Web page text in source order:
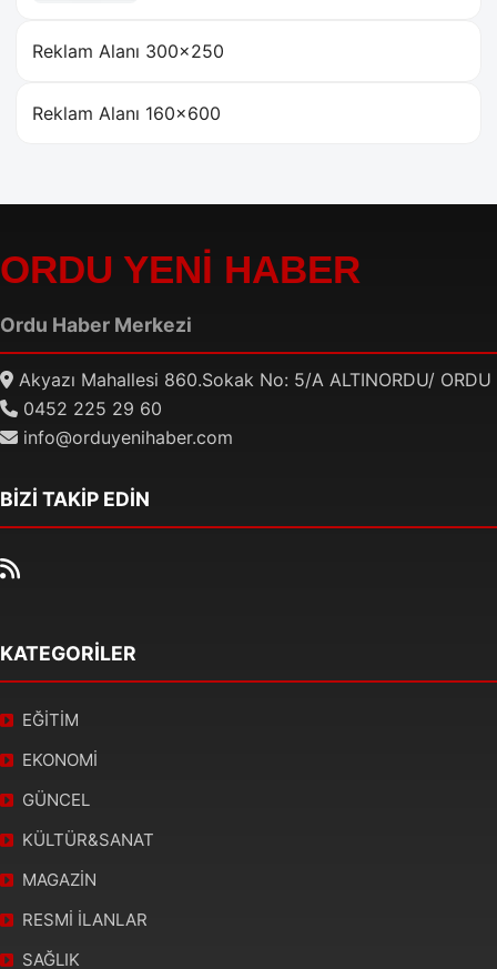
Reklam Alanı 300×250
Reklam Alanı 160×600
ORDU YENİ HABER
Ordu Haber Merkezi
Akyazı Mahallesi 860.Sokak No: 5/A ALTINORDU/ ORDU
0452 225 29 60
info@orduyenihaber.com
BİZİ TAKİP EDİN
KATEGORİLER
EĞİTİM
EKONOMİ
GÜNCEL
KÜLTÜR&SANAT
MAGAZİN
RESMİ İLANLAR
SAĞLIK